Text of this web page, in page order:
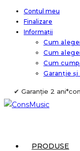
Skip
content
Contul meu
Finalizare
Informații
Cum
Cum
Cum
Garanție și
✔ Garanție 2 ani*
PRODUSE